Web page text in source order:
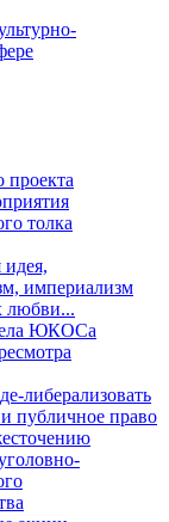
толка
империализм
любви...
ЮКОСа
либерализовать
публичное право